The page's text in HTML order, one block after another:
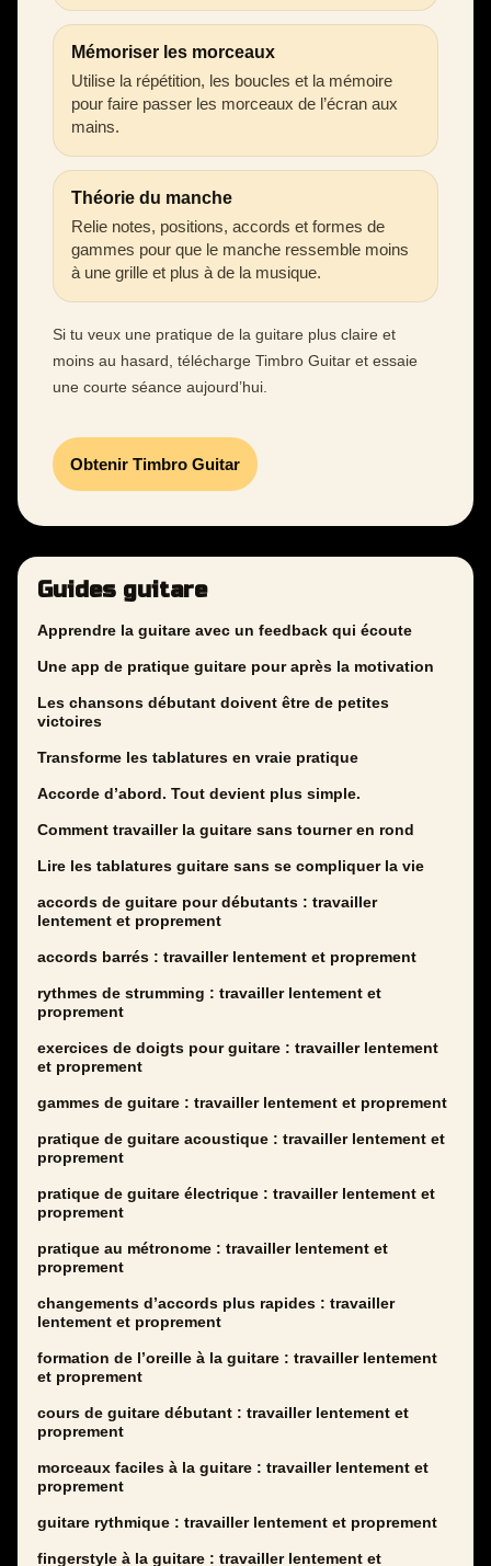
Mémoriser les morceaux
Utilise la répétition, les boucles et la mémoire
pour faire passer les morceaux de l’écran aux
mains.
Théorie du manche
Relie notes, positions, accords et formes de
gammes pour que le manche ressemble moins
à une grille et plus à de la musique.
Si tu veux une pratique de la guitare plus claire et
moins au hasard, télécharge Timbro Guitar et essaie
une courte séance aujourd’hui.
Obtenir Timbro Guitar
Guides guitare
Apprendre la guitare avec un feedback qui écoute
Une app de pratique guitare pour après la motivation
Les chansons débutant doivent être de petites
victoires
Transforme les tablatures en vraie pratique
Accorde d’abord. Tout devient plus simple.
Comment travailler la guitare sans tourner en rond
Lire les tablatures guitare sans se compliquer la vie
accords de guitare pour débutants : travailler
lentement et proprement
accords barrés : travailler lentement et proprement
rythmes de strumming : travailler lentement et
proprement
exercices de doigts pour guitare : travailler lentement
et proprement
gammes de guitare : travailler lentement et proprement
pratique de guitare acoustique : travailler lentement et
proprement
pratique de guitare électrique : travailler lentement et
proprement
pratique au métronome : travailler lentement et
proprement
changements d’accords plus rapides : travailler
lentement et proprement
formation de l’oreille à la guitare : travailler lentement
et proprement
cours de guitare débutant : travailler lentement et
proprement
morceaux faciles à la guitare : travailler lentement et
proprement
guitare rythmique : travailler lentement et proprement
fingerstyle à la guitare : travailler lentement et